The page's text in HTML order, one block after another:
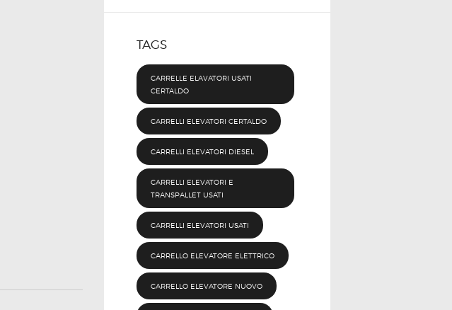
TAGS
CARRELLE ELAVATORI USATI
CERTALDO
CARRELLI ELEVATORI CERTALDO
CARRELLI ELEVATORI DIESEL
CARRELLI ELEVATORI E
TRANSPALLET USATI
CARRELLI ELEVATORI USATI
CARRELLO ELEVATORE ELETTRICO
CARRELLO ELEVATORE NUOVO